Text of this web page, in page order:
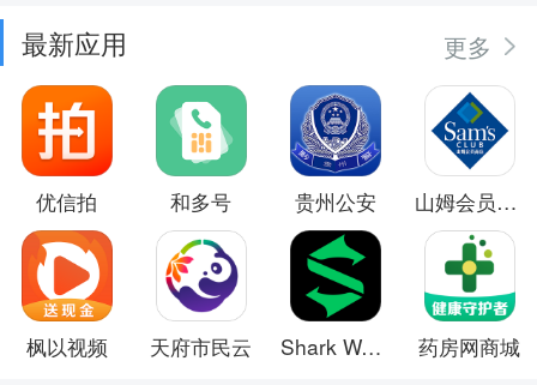
最新应用 更多
优信拍 和多号 贵州公安 山姆会员商店
枫以视频 天府市民云 Shark Wear 药房网商城